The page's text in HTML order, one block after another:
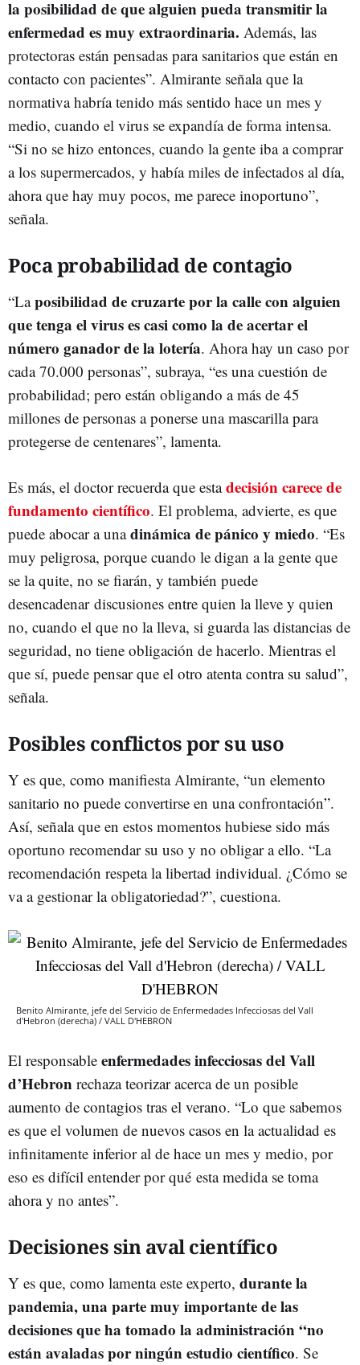
la posibilidad de que alguien pueda transmitir la
enfermedad es muy extraordinaria. Además, las
protectoras están pensadas para sanitarios que están en
contacto con pacientes”. Almirante señala que la
normativa habría tenido más sentido hace un mes y
medio, cuando el virus se expandía de forma intensa.
“Si no se hizo entonces, cuando la gente iba a comprar
a los supermercados, y había miles de infectados al día,
ahora que hay muy pocos, me parece inoportuno”,
señala.
Poca probabilidad de contagio
“Laposibilidad de cruzarte por la calle con alguien
que tenga el virus es casi como la de acertar el
número ganador de la lotería. Ahora hay un caso por
cada 70.000 personas”, subraya, “es una cuestión de
probabilidad; pero están obligando a más de 45
millones de personas a ponerse una mascarilla para
protegerse de centenares”, lamenta.
Es más, el doctor recuerda que estadecisión carece de
fundamento científico. El problema, advierte, es que
puede abocar a unadinámica de pánico y miedo. “Es
muy peligrosa, porque cuando le digan a la gente que
se la quite, no se fiarán, y también puede
desencadenar discusiones entre quien la lleve y quien
no, cuando el que no la lleva, si guarda las distancias de
seguridad, no tiene obligación de hacerlo. Mientras el
que sí, puede pensar que el otro atenta contra su salud”,
señala.
Posibles conflictos por su uso
Y es que, como manifiesta Almirante, “un elemento
sanitario no puede convertirse en una confrontación”.
Así, señala que en estos momentos hubiese sido más
oportuno recomendar su uso y no obligar a ello. “La
recomendación respeta la libertad individual. ¿Cómo se
va a gestionar la obligatoriedad?”, cuestiona.
Benito Almirante, jefe del Servicio de Enfermedades Infecciosas del Vall
d'Hebron (derecha) / VALL D'HEBRON
El responsable enfermedades infecciosas del Vall
d’Hebron rechaza teorizar acerca de un posible
aumento de contagios tras el verano. “Lo que sabemos
es que el volumen de nuevos casos en la actualidad es
infinitamente inferior al de hace un mes y medio, por
eso es difícil entender por qué esta medida se toma
ahora y no antes”.
Decisiones sin aval científico
Y es que, como lamenta este experto, durante la
pandemia, una parte muy importante de las
decisiones que ha tomado la administración “no
están avaladas por ningún estudio científico. Se